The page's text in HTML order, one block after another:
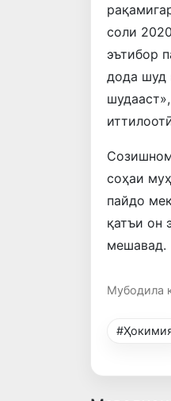
соли
эътибор
дода шуд
соҳаи
пайдо
қатъи он
мешавад.
Мубодила